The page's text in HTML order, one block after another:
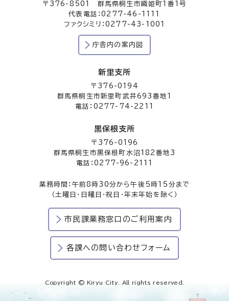
〒376-8501 群馬県桐生市織姫町1番1号
代表電話：0277-46-1111
ファクシミリ：0277-43-1001
庁舎内の案内図
新里支所
〒376-0194
群馬県桐生市新里町武井693番地1
電話：0277-74-2211
黒保根支所
〒376-0196
群馬県桐生市黒保根町水沼182番地3
電話：0277-96-2111
業務時間：午前8時30分から午後5時15分まで
（土曜日・日曜日・祝日・年末年始を除く）
市民課業務窓口のご利用案内
各課への問い合わせフォーム
Copyright © Kiryu City. All rights reserved.